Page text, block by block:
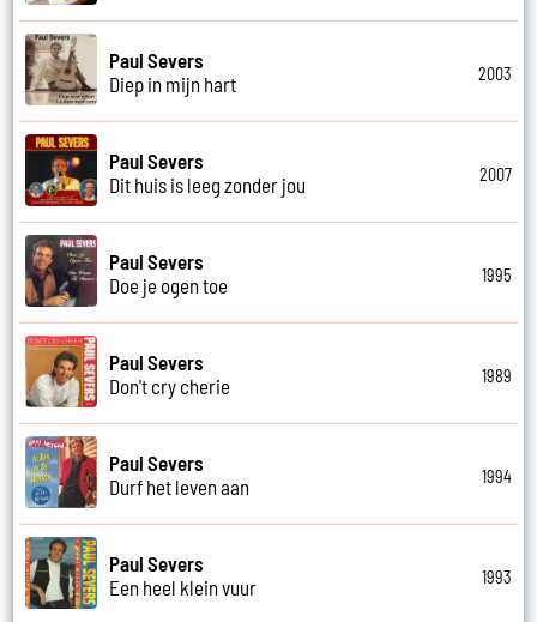
Paul Severs
Diep in mijn hart
2003
Paul Severs
Dit huis is leeg zonder jou
2007
Paul Severs
Doe je ogen toe
1995
Paul Severs
Don't cry cherie
1989
Paul Severs
Durf het leven aan
1994
Paul Severs
Een heel klein vuur
1993